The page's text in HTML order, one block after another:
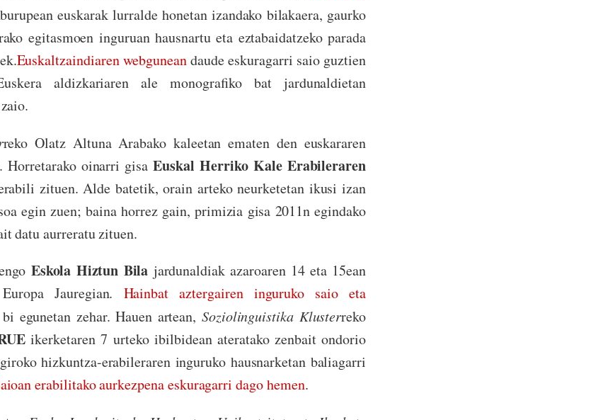
euskarak lurralde honetan izandako bilakaera, gaurko
egitasmoen inguruan hausnartu eta eztabaidatzeko parada
Euskaltzaindiaren webguneandaude eskuragarri saio guztien
aldizkariaren ale monografiko bat jardunaldietan
reko Olatz Altuna Arabako kaleetan ematen den euskararen
Horretarako oinarri gisaEuskal Herriko Kale Erabileraren
zituen. Alde batetik, orain arteko neurketetan ikusi izan
egin zuen; baina horrez gain, primizia gisa 2011n egindako
datu aurreratu zituen.
Eskola Hiztun Bila jardunaldiak azaroaren 14 eta 15ean
Jauregian. Hainbat aztergairen inguruko saio eta
egunetan zehar. Hauen artean, Soziolinguistika Klusterreko
ikerketaren 7 urteko ibilbidean ateratako zenbait ondorio
hizkuntza-erabileraren inguruko hausnarketan baliagarri
erabilitako aurkezpena eskuragarri dago hemen.